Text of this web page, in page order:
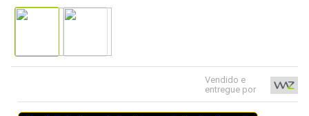
Vendido e
entregue por
7º
jonsbo